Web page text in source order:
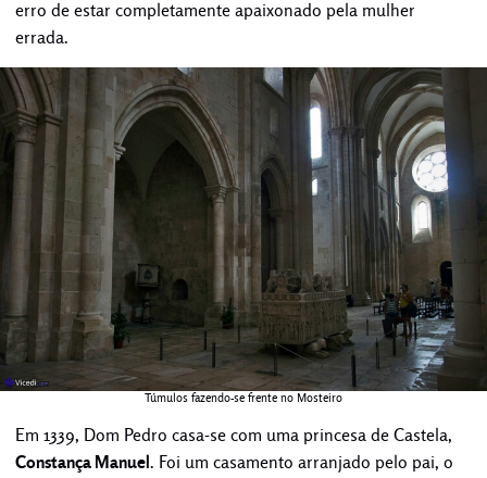
erro de estar completamente apaixonado pela mulher
errada.
Túmulos fazendo-se frente no Mosteiro
Em 1339, Dom Pedro casa-se com uma princesa de Castela,
Constança Manuel. Foi um casamento arranjado pelo pai, o